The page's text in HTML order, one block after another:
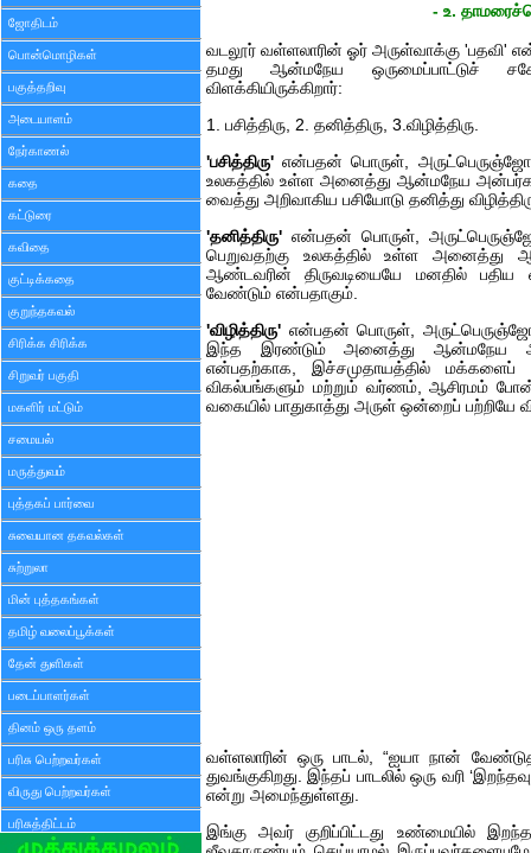
ஜோதிடம்
பொன்மொழிகள்
பகுத்தறிவு
அடையாளம்
நேர்காணல்
கதை
கட்டுரை
கவிதை
குட்டிக்கதை
குறுந்தகவல்
சிரிக்க சிரிக்க
சிறுவர் பகுதி
மகளிர் மட்டும்
சமையல்
மருத்துவம்
புத்தகப் பார்வை
சுவையான தகவல்கள்
சுற்றுலா
மின் புத்தகங்கள்
தமிழ் வலைப்பூக்கள்
தேன் துளிகள்
படைப்பாளர்கள்
தினம் ஒரு தளம்
பரிசு பெற்றவர்கள்
விருது பெற்றவர்கள்
பரிசுத்திட்டம்
- உ.
வடலூர் வள்ளலாரின் ஓர் அருள்வாக்கு 'பதவி'
தமது ஆன்மநேய ஒருமைப்பாட்டுச்
விளக்கியிருக்கிறார்:
1. பசித்திரு, 2. தனித்திரு, 3.விழித்திரு.
'பசித்திரு' என்பதன் பொருள்,
உலகத்தில் உள்ள அனைத்து ஆன்மநேய
வைத்து அறிவாகிய பசியோடு தனித்து
'தனித்திரு' என்பதன் பொருள்,
பெறுவதற்கு உலகத்தில் உள்ள அனைத்து
ஆண்டவரின் திருவடியையே மனதில் பதிய
வேண்டும் என்பதாகும்.
'விழித்திரு' என்பதன் பொருள்,
இந்த இரண்டும் அனைத்து ஆன்மநேய
என்பதற்காக, இச்சமுதாயத்தில் மக்களைப்
விகல்பங்களும் மற்றும் வர்ணம், ஆசிரமம்
வகையில் பாதுகாத்து அருள் ஒன்றைப் பற்றியே
வள்ளலாரின் ஒரு பாடல், “ஐயா நான்
துவங்குகிறது. இந்தப் பாடலில் ஒரு வரி
என்று அமைந்துள்ளது.
இங்கு அவர் குறிப்பிட்டது உண்மையில்